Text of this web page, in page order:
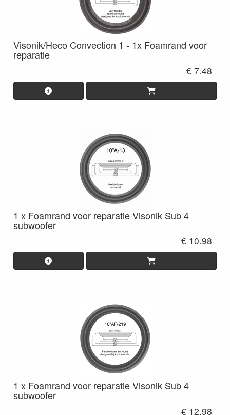
Visonik/Heco Convection 1 - 1x Foamrand voor
reparatie
€ 7.48
1 x Foamrand voor reparatie Visonik Sub 4
subwoofer
€ 10.98
1 x Foamrand voor reparatie Visonik Sub 4
subwoofer
€ 12.98